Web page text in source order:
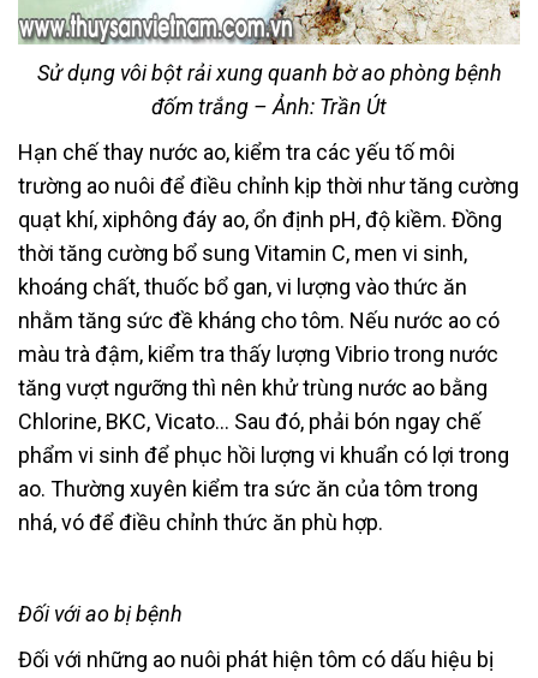
Sử dụng vôi bột rải xung quanh bờ ao phòng bệnh
đốm trắng – Ảnh: Trần Út
Hạn chế thay nước ao, kiểm tra các yếu tố môi
trường ao nuôi để điều chỉnh kịp thời như tăng cường
quạt khí, xiphông đáy ao, ổn định pH, độ kiềm. Đồng
thời tăng cường bổ sung Vitamin C, men vi sinh,
khoáng chất, thuốc bổ gan, vi lượng vào thức ăn
nhằm tăng sức đề kháng cho tôm. Nếu nước ao có
màu trà đậm, kiểm tra thấy lượng Vibrio trong nước
tăng vượt ngưỡng thì nên khử trùng nước ao bằng
Chlorine, BKC, Vicato… Sau đó, phải bón ngay chế
phẩm vi sinh để phục hồi lượng vi khuẩn có lợi trong
ao. Thường xuyên kiểm tra sức ăn của tôm trong
nhá, vó để điều chỉnh thức ăn phù hợp.
Đối với ao bị bệnh
Đối với những ao nuôi phát hiện tôm có dấu hiệu bị